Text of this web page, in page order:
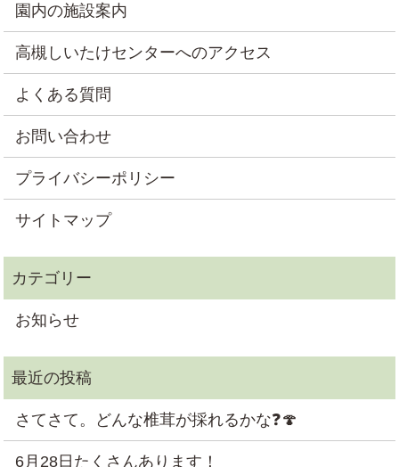
園内の施設案内
高槻しいたけセンターへのアクセス
よくある質問
お問い合わせ
プライバシーポリシー
サイトマップ
お知らせ
さてさて。どんな椎茸が採れるかな❓🍄
6月28日たくさんあります！